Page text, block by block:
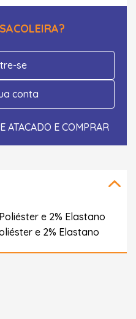
se
conta
ATACADO E COMPRAR
e 2% Elastano
e 2% Elastano